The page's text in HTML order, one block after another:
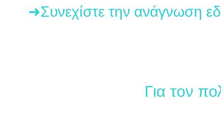
➜Συνεχίστε την ανάγνωση
Για τον